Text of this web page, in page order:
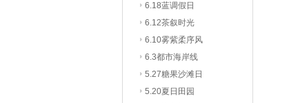
6.18蓝调假日
6.12茶叙时光
6.10雾紫柔序风
6.3都市海岸线
5.27糖果沙滩日
5.20夏日田园